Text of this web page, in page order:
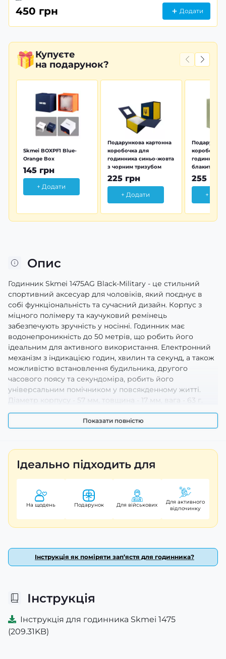
450 грн Додати
Купуєте
на подарунок?
Skmei BOXPF1 Blue-
Orange Box
145 грн
+ Додати
Подарункова картонна
коробочка для
годинника синьо-жовта
з чорним тризубом
225 грн
+ Додати
коробочка
годинника
блакитна
255 грн
+
Опис
Годинник Skmei 1475AG Black-Military - це стильний
спортивний аксесуар для чоловіків, який поєднує в
собі функціональність та сучасний дизайн. Корпус з
міцного полімеру та каучуковий ремінець
забезпечують зручність у носінні. Годинник має
водонепроникність до 50 метрів, що робить його
ідеальним для активного використання. Електронний
механізм з індикацією годин, хвилин та секунд, а також
можливістю встановлення будильника, другого
часового поясу та секундоміра, робить його
універсальним помічником у повсякденному житті.
Діаметр корпусу - 57 мм, товщина - 17 мм, вага - 63 г.
годинник зручно використовувати в темряві. Гарантія
Показати повністю
Ідеально підходить для
На щодень Подарунок Для військових
Для активного
відпочинку
Інструкція як поміряти зап’ястя для годинника?
Інструкція
Інструкція для годинника Skmei 1475
(209.31KB)